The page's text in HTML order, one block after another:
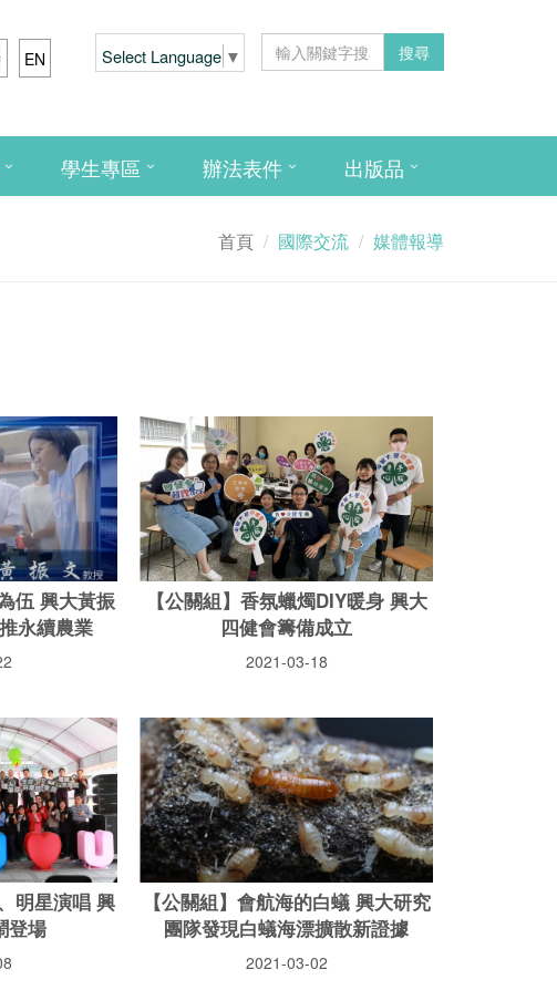
EN Select Language ▼ 搜尋
學生專區 辦法表件 出版品
首頁 國際交流 媒體報導
伍 興大黃振
永續農業
【公關組】香氛蠟燭DIY暖身 興大
四健會籌備成立
2021-03-18
明星演唱 興
登場
【公關組】會航海的白蟻 興大研究
團隊發現白蟻海漂擴散新證據
2021-03-02